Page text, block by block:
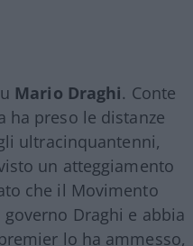
Mario Draghi. Conte
ha preso le distanze
ultracinquantenni,
un atteggiamento
che il Movimento
Draghi e abbia
lo ha ammesso,